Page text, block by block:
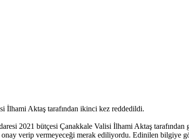
İlhami Aktaş tarafından ikinci kez reddedildi.
2021 bütçesi Çanakkale Valisi İlhami Aktaş
verip vermeyeceği merak ediliyordu. Edinilen bilgiye